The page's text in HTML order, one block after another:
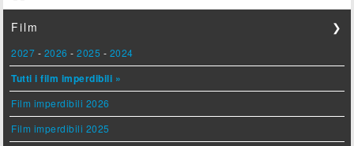
Film ❯
2027 - 2026 -2025 - 2024
Tutti i film imperdibili »
Film imperdibili 2026
Film imperdibili 2025